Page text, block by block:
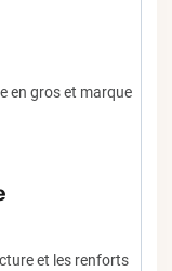
en gros et marque
et les renforts